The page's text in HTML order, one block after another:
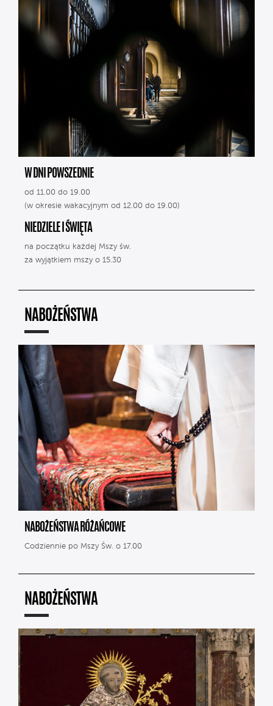
W DNI POWSZEDNIE
od 11.00 do 19.00
(w okresie wakacyjnym od 12.00 do 19.00)
NIEDZIELE I ŚWIĘTA
na początku każdej Mszy św.
za wyjątkiem mszy o 15.30
NABOŻEŃSTWA
NABOŻEŃSTWA RÓŻAŃCOWE
Codziennie po Mszy Św. o 17.00
NABOŻEŃSTWA